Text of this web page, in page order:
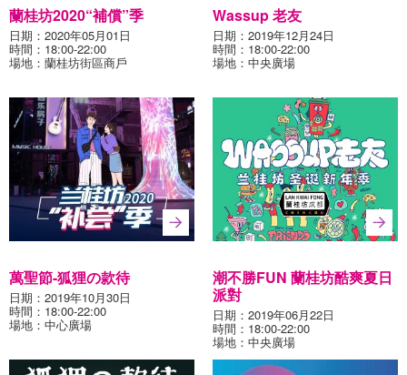
蘭桂坊2020“補償”季
日期：2020年05月01日
時間：18:00-22:00
場地：蘭桂坊街區商戶
Wassup 老友
日期：2019年12月24日
時間：18:00-22:00
場地：中央廣場
萬聖節-狐狸の款待
日期：2019年10月30日
時間：18:00-22:00
場地：中心廣場
潮不勝FUN 蘭桂坊酷爽夏日
派對
日期：2019年06月22日
時間：18:00-22:00
場地：中央廣場